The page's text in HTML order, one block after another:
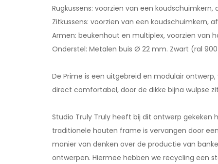
Rugkussens: voorzien van een
Zitkussens: voorzien van een
Armen: beukenhout en multiplex, voorzien
Onderstel: Metalen buis Ø 22 mm. Zwart (ral
De Prime is een uitgebreid en modulair
direct comfortabel, door de dikke bijna wulpse
Studio Truly Truly heeft bij dit ontwerp
traditionele houten frame is vervangen door
manier van denken over de productie van
ontwerpen. Hiermee hebben we recycling een